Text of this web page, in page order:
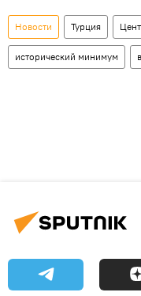
Новости Турция
исторический минимум